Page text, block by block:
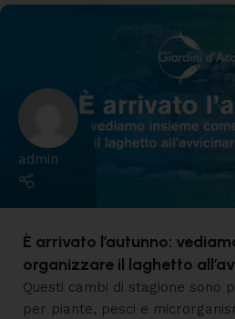
admin
È arrivato l’autunno:
organizzare il laghetto
Questi cambi di stagione sono
per piante, pesci e